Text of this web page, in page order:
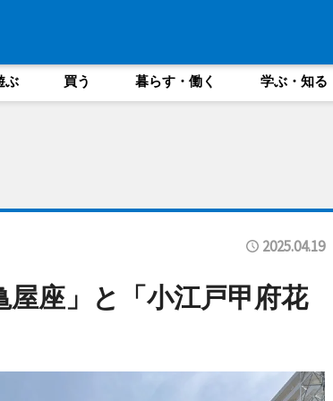
ぶ 買う 暮らす・働く 学ぶ・知る
2025.04.19
座」と「小江戸甲府花